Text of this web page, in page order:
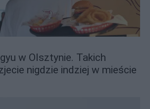
w Olsztynie. Takich
nigdzie indziej w mieście